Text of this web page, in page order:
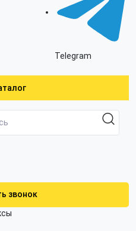
Telegram
звонок